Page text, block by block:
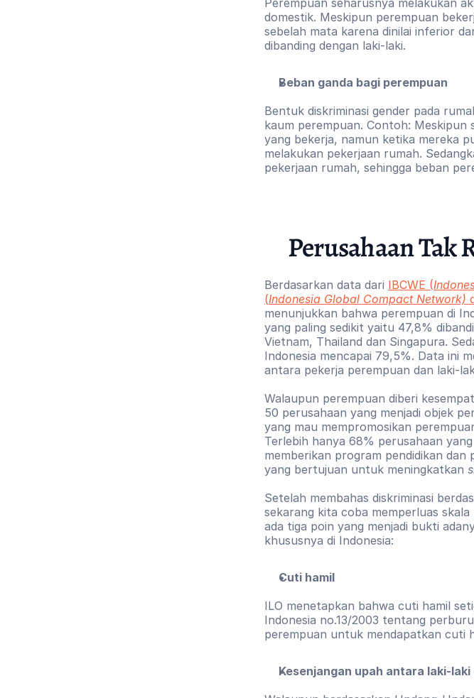
Perempuan seharusnya melakukan
domestik. Meskipun perempuan
sebelah mata karena dinilai inferior
dibanding dengan laki-laki.
Beban ganda bagi perempuan
Bentuk diskriminasi gender pada
kaum perempuan. Contoh: Meskipun
yang bekerja, namun ketika mereka
melakukan pekerjaan rumah.
pekerjaan rumah, sehingga beban
Perusahaan Tak
Berdasarkan data dari IBCWE (
(Indonesia Global Compact Network)
menunjukkan bahwa perempuan di
yang paling sedikit yaitu 47,8%
Vietnam, Thailand dan Singapura.
Indonesia mencapai 79,5%. Data ini
antara pekerja perempuan dan laki-
Walaupun perempuan diberi
50 perusahaan yang menjadi objek
yang mau mempromosikan
Terlebih hanya 68% perusahaan
memberikan program pendidikan
yang bertujuan untuk meningkatkan
Setelah membahas diskriminasi
sekarang kita coba memperluas
ada tiga poin yang menjadi bukti
khususnya di Indonesia:
Cuti hamil
ILO menetapkan bahwa cuti hamil
Indonesia no.13/2003 tentang
perempuan untuk mendapatkan cuti
Kesenjangan upah antara laki-laki